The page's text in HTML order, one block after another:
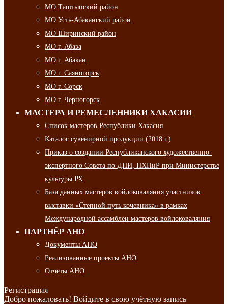
МО Таштыпский район
МО Усть-Абаканский район
МО Ширинский район
МО г. Абаза
МО г. Абакан
МО г. Саяногорск
МО г. Сорск
МО г. Черногорск
МАСТЕРА И РЕМЕСЛЕННИКИ ХАКАСИИ
Список мастеров Республики Хакасия
Каталог сувенирной продукции (2018 г.)
Приказ о создании Республиканского художественно-
экспертного Совета по ДПИ, НХПиР при Министерстве
культуры РХ
База данных мастеров войлоковаляния участников
выставки «Степной путь кочевника» в рамках
Международной ассамблеи мастеров войлоковаляния
ПАРТНЁР АНО
Документы АНО
Реализованные проекты АНО
Отчёты АНО
Регистрация
Добро пожаловать! Войдите в свою учётную запись